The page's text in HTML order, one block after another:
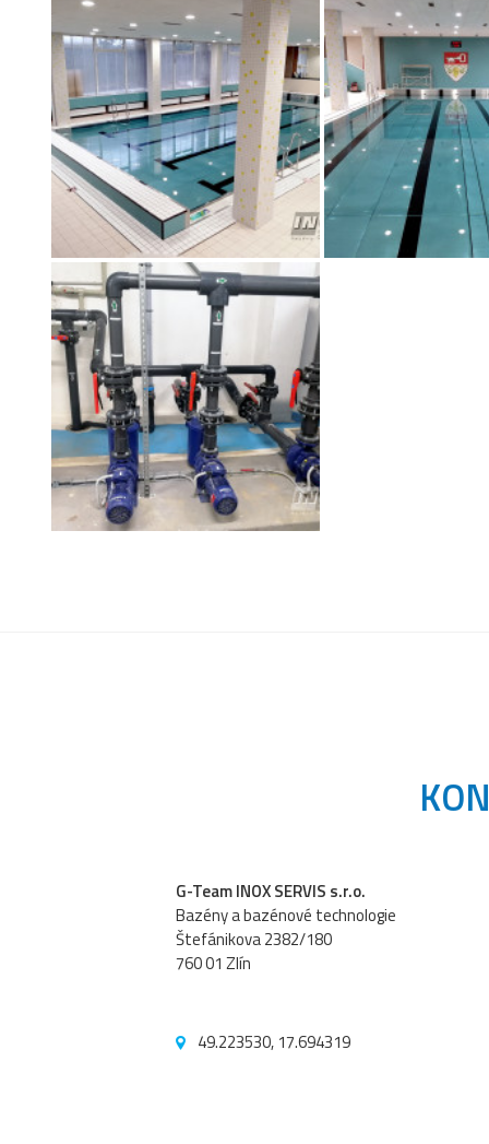
G-Team INOX SERVIS s.r.o.
Bazény a bazénové technologie
Štefánikova 2382/180
760 01 Zlín
49.223530, 17.694319